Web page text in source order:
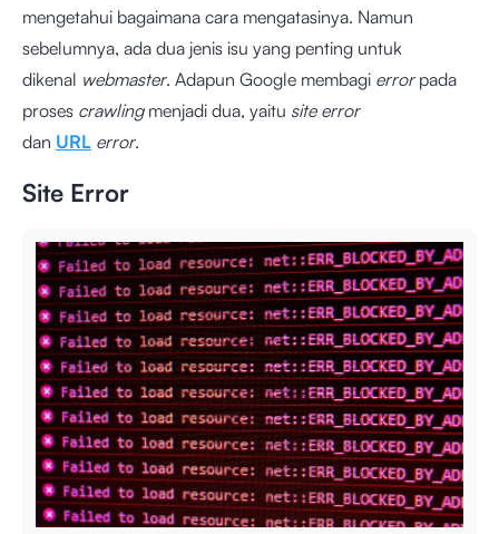
mengetahui bagaimana cara mengatasinya. Namun
sebelumnya, ada dua jenis isu yang penting untuk
dikenal webmaster. Adapun Google membagi errorpada
proses crawlingmenjadi dua, yaitu site error
dan URL error.
Site Error